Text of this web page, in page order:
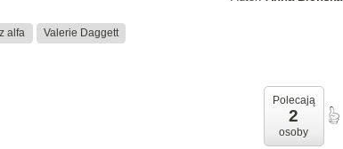
alfa Valerie Daggett
Polecają
2
osoby